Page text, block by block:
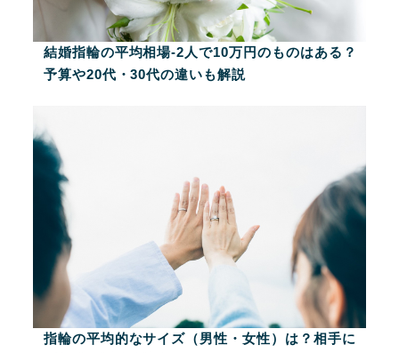
結婚指輪の平均相場-2人で10万円のものはある？
予算や20代・30代の違いも解説
指輪の平均的なサイズ（男性・女性）は？相手に